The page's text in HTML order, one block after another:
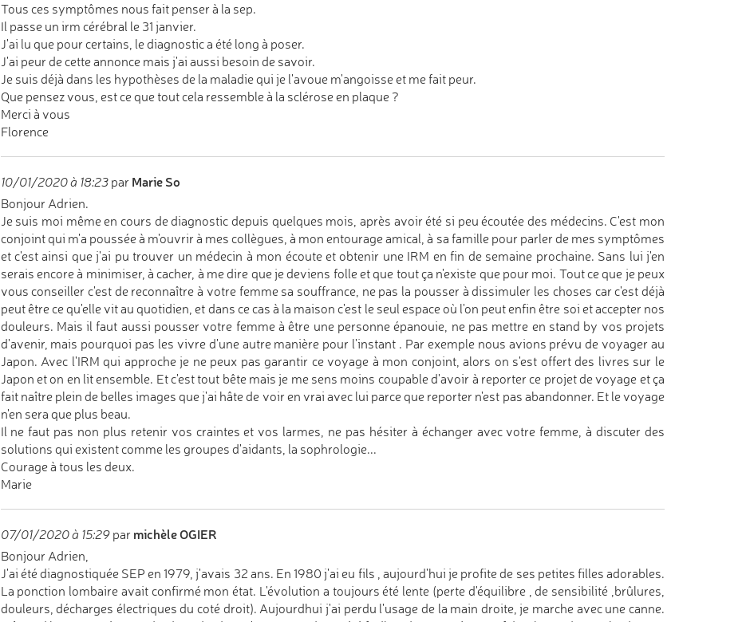
Tous ces symptômes nous fait penser à la sep.
Il passe un irm cérébral le 31 janvier.
J'ai lu que pour certains, le diagnostic a été long à poser.
J'ai peur de cette annonce mais j'ai aussi besoin de savoir.
Je suis déjà dans les hypothèses de la maladie qui je l'avoue m'angoisse et me fait peur.
Que pensez vous, est ce que tout cela ressemble à la sclérose en plaque ?
Merci à vous
Florence
10/01/2020 à 18:23par Marie So
Bonjour Adrien.
Je suis moi même en cours de diagnostic depuis quelques mois, après avoir été si peu écoutée des médecins. C'est mon
conjoint qui m'a poussée à m'ouvrir à mes collègues, à mon entourage amical, à sa famille pour parler de mes symptômes
et c'est ainsi que j'ai pu trouver un médecin à mon écoute et obtenir une IRM en fin de semaine prochaine. Sans lui j'en
serais encore à minimiser, à cacher, à me dire que je deviens folle et que tout ça n'existe que pour moi. Tout ce que je peux
vous conseiller c'est de reconnaître à votre femme sa souffrance, ne pas la pousser à dissimuler les choses car c'est déjà
peut être ce qu'elle vit au quotidien, et dans ce cas à la maison c'est le seul espace où l'on peut enfin être soi et accepter nos
douleurs. Mais il faut aussi pousser votre femme à être une personne épanouie, ne pas mettre en stand by vos projets
d'avenir, mais pourquoi pas les vivre d'une autre manière pour l'instant . Par exemple nous avions prévu de voyager au
Japon. Avec l'IRM qui approche je ne peux pas garantir ce voyage à mon conjoint, alors on s'est offert des livres sur le
Japon et on en lit ensemble. Et c'est tout bête mais je me sens moins coupable d'avoir à reporter ce projet de voyage et ça
fait naître plein de belles images que j'ai hâte de voir en vrai avec lui parce que reporter n'est pas abandonner. Et le voyage
n'en sera que plus beau.
Il ne faut pas non plus retenir vos craintes et vos larmes, ne pas hésiter à échanger avec votre femme, à discuter des
solutions qui existent comme les groupes d'aidants, la sophrologie...
Courage à tous les deux.
Marie
07/01/2020 à 15:29par michèle OGIER
Bonjour Adrien,
J'ai été diagnostiquée SEP en 1979, j'avais 32 ans. En 1980 j'ai eu fils , aujourd'hui je profite de ses petites filles adorables.
La ponction lombaire avait confirmé mon état. L'évolution a toujours été lente (perte d'équilibre , de sensibilité ,brûlures,
douleurs, décharges électriques du coté droit). Aujourdhui j'ai perdu l'usage de la main droite, je marche avec une canne.